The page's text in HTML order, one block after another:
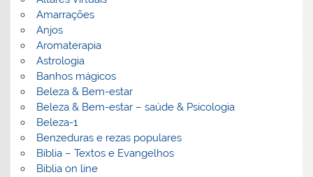
Amarrações
Anjos
Aromaterapia
Astrologia
Banhos mágicos
Beleza & Bem-estar
Beleza & Bem-estar – saúde & Psicologia
Beleza-1
Benzeduras e rezas populares
Bíblia – Textos e Evangelhos
Biblia on line